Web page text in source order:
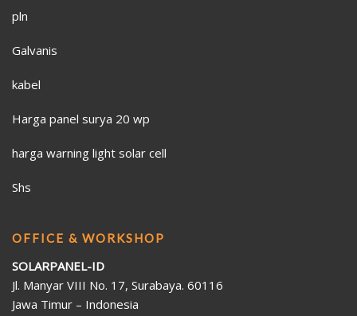
pln
Galvanis
kabel
Harga panel surya 20 wp
harga warning light solar cell
Shs
OFFICE & WORKSHOP
SOLARPANEL-ID
Jl. Manyar VIII No. 17, Surabaya. 60116
Jawa Timur – Indonesia